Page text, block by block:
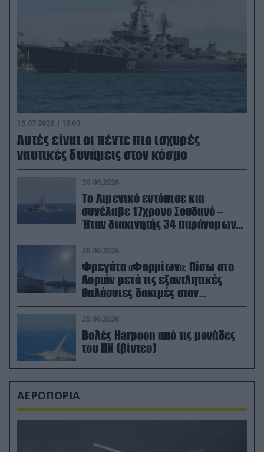
15.07.2026 | 16:03
Aυτές είναι οι πέντε πιο ισχυρές
ναυτικές δυνάμεις στον κόσμο
30.06.2026
Το Λιμενικό εντόπισε και
συνέλαβε 17χρονο Σουδανό –
Ήταν διακινητής 34 παράνομων
μεταναστών
30.06.2026
Φρεγάτα «Φορμίων»: Πίσω στο
Λοριάν μετά τις εξαντλητικές
θαλάσσιες δοκιμές στον
απαιτητικό Βισκαϊκό
25.06.2026
Βολές Harpoon από τις μονάδες
του ΠΝ (βίντεο)
ΑΕΡΟΠΟΡΙΑ